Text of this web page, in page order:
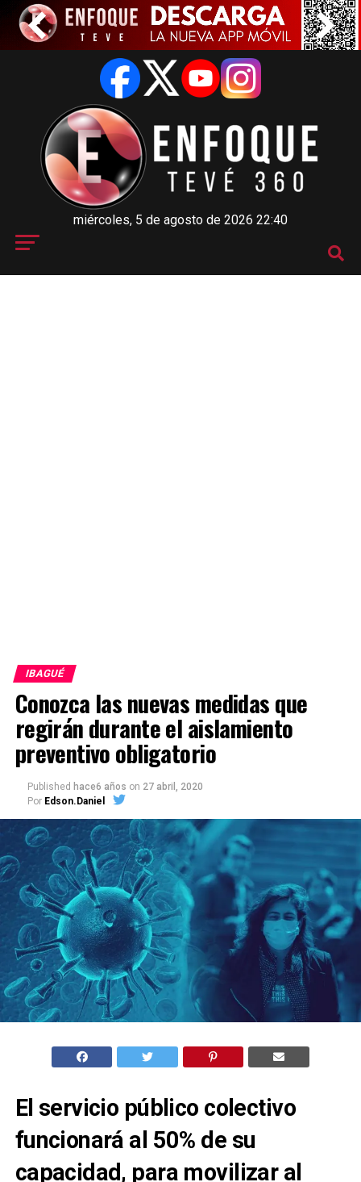
miércoles, 5 de agosto de 2026 22:40
IBAGUÉ
Conozca las nuevas medidas que
regirán durante el aislamiento
preventivo obligatorio
Published hace6 años on 27 abril, 2020
Por Edson.Daniel
El servicio público colectivo
funcionará al 50% de su
capacidad, para movilizar al